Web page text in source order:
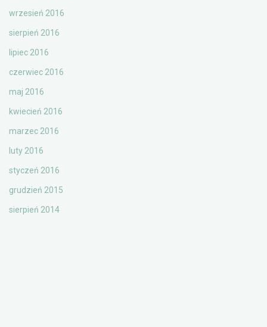
wrzesień 2016
sierpień 2016
lipiec 2016
czerwiec 2016
maj 2016
kwiecień 2016
marzec 2016
luty 2016
styczeń 2016
grudzień 2015
sierpień 2014